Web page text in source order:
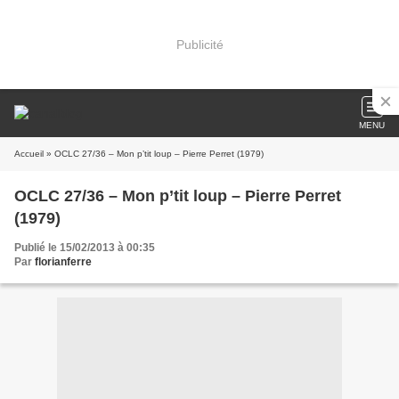
Publicité
MENU
Accueil » OCLC 27/36 – Mon p’tit loup – Pierre Perret (1979)
OCLC 27/36 – Mon p’tit loup – Pierre Perret
(1979)
Publié le 15/02/2013 à 00:35
Par florianferre